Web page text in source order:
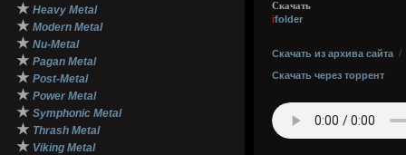
★ Heavy Metal
★ Modern Metal
★ Nu-Metal
★ Pagan Metal
★ Post-Metal
★ Power Metal
★ Symphonic Metal
★ Thrash Metal
★ Viking Metal
Скачать
ifolder
Скачать из архива сайта /
Скачать через торрент